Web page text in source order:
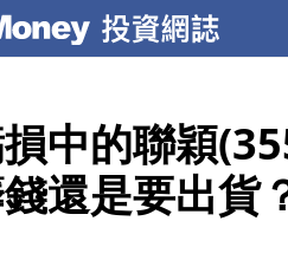
中的聯穎
還是要出貨